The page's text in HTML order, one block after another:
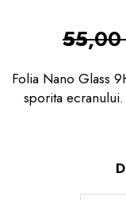
55,00
Folia Nano Glass
sporita